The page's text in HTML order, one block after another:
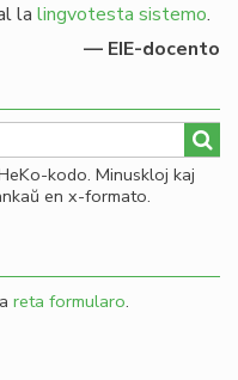
la lingvotesta sistemo.
— EIE-docento
kodo. Minuskloj kaj
en x-formato.
reta formularo.